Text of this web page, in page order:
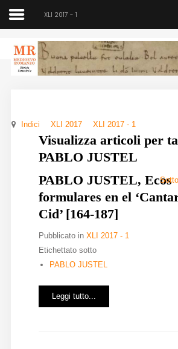
Medioevo Romanzo
Home
Chi siamo
Direzione
Indici
Seminario
Norme
Diffusione
XLI 2017 - 1
Indici XLI 2017 XLI 2017 - 1
Visualizza articoli per
PABLO JUSTEL
PABLO JUSTEL, Ecos
formulares en el
Cid’ [164-187]
Pubblicato in XLI 2017 - 1
Etichettato sotto
PABLO JUSTEL
Leggi tutto...